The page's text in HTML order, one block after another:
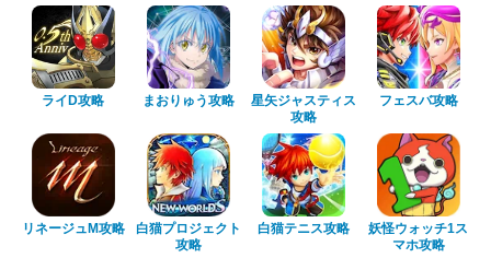
ライD攻略 まおりゅう攻略
星矢ジャスティス
攻略
フェスバ攻略
リネージュM攻略
白猫プロジェクト
攻略
白猫テニス攻略
妖怪ウォッチ1ス
マホ攻略